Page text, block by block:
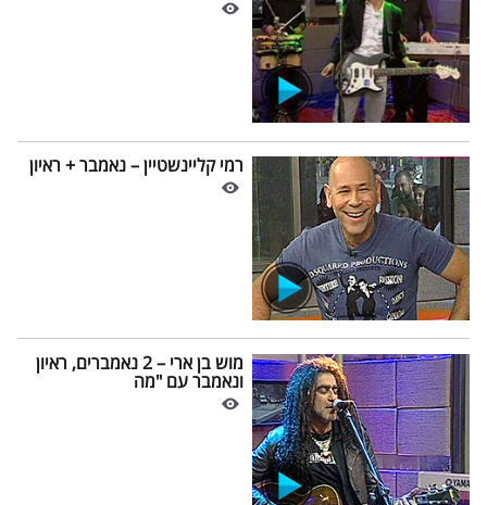
רמי קליינשטיין – נאמבר + ראיון
מוש בן ארי – 2 נאמברים, ראיון
ונאמבר עם "מה